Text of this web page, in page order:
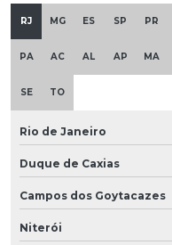
RJ MG ES SP PR
PA AC AL AP MA
SE TO
Rio de Janeiro
Duque de Caxias
Campos dos Goytacazes
Niterói